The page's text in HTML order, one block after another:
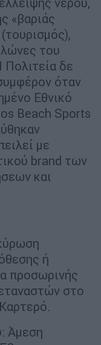
«βαριάς
του
δε
όταν
Εθνικό
Beach Sports
με
brand των
και
ή
προσωρινής
στο
Άμεση